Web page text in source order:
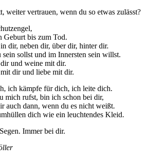
weiter vertrauen, wenn du so etwas zulässt?
Geburt bis zum Tod.
dir, neben dir, über dir, hinter dir.
sollst und im Innersten sein willst.
und weine mit dir.
dir und liebe mit dir.
ich kämpfe für dich, ich leite dich.
mich rufst, bin ich schon bei dir,
auch dann, wenn du es nicht weißt.
dich wie ein leuchtendes Kleid.
Immer bei dir.